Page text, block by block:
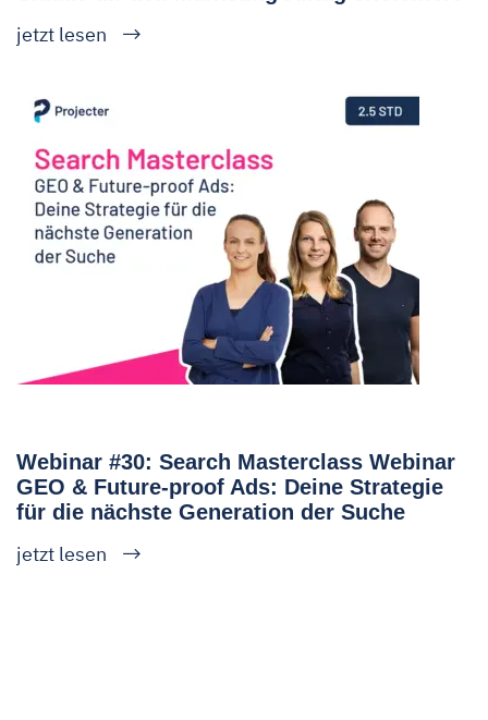
jetzt lesen
Webinar #30: Search Masterclass Webinar
GEO & Future-proof Ads: Deine Strategie
für die nächste Generation der Suche
jetzt lesen